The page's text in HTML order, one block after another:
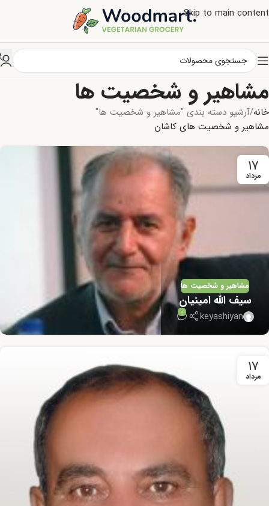
Skip to main content
مشاهیر و شخصیت ها
خانه آرشیو دسته بندی "مشاهیر و شخصیت ها"
مشاهیر و شخصیت های کاشان
۱۷
مرداد
مشاهیر و شخصیت ها
سیف الله امینیان
keyashiyan
0
۱۷
مرداد